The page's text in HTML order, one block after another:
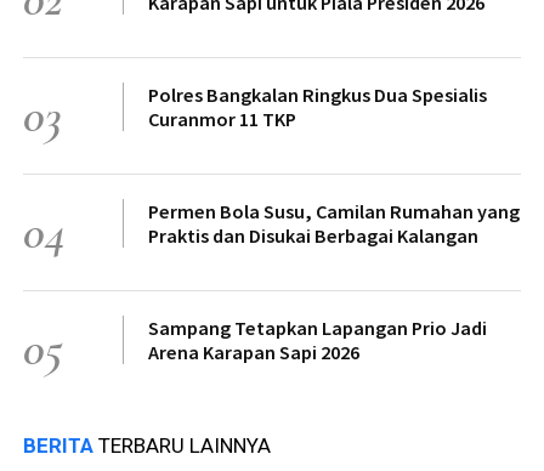
03
Polres Bangkalan Ringkus Dua Spesialis
Curanmor 11 TKP
04
Permen Bola Susu, Camilan Rumahan yang
Praktis dan Disukai Berbagai Kalangan
05
Sampang Tetapkan Lapangan Prio Jadi
Arena Karapan Sapi 2026
BERITA TERBARU LAINNYA